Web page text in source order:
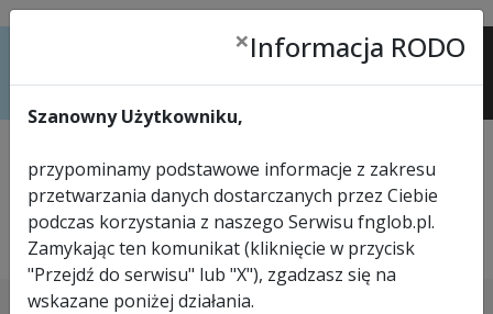
Menu
tel.33 816 57 24
×Informacja RODO
Szanowny Użytkowniku,
przypominamy podstawowe informacje z zakresu
przetwarzania danych dostarczanych przez Ciebie
podczas korzystania z naszego Serwisu fnglob.pl.
Zamykając ten komunikat (kliknięcie w przycisk
"Przejdź do serwisu" lub "X"), zgadzasz się na
wskazane poniżej działania.
>STRONA GŁÓWNA >NOŻE TAŚMOWE